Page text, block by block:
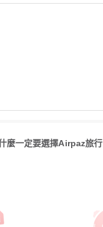
麼一定要選擇Airpaz旅行